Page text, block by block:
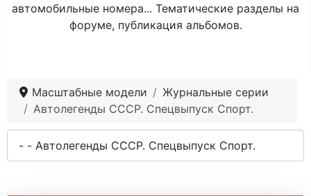
автомобильные номера... Тематические разделы на
форуме, публикация альбомов.
Масштабные модели
Журнальные серии
Автолегенды СССР. Спецвыпуск Спорт.